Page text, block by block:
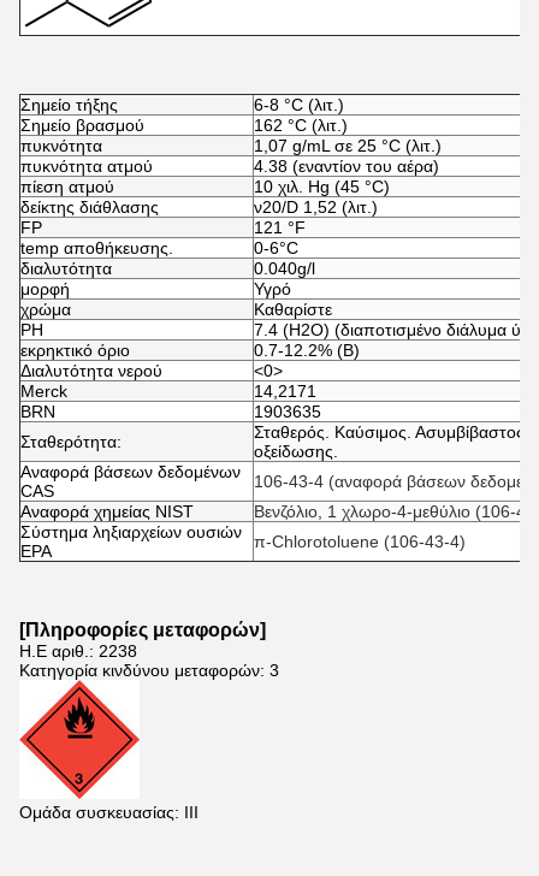
Σημείο τήξης
6-8 °C (λιτ.)
Σημείο βρασμού
162 °C (λιτ.)
πυκνότητα
1,07 g/mL σε 25 °C (λιτ.)
πυκνότητα ατμού
4.38 (εναντίον του αέρα)
πίεση ατμού
10 χιλ. Hg (45 °C)
δείκτης διάθλασης
ν20/D 1,52 (λιτ.)
FP
121 °F
temp αποθήκευσης.
0-6°C
διαλυτότητα
0.040g/l
μορφή
Υγρό
χρώμα
Καθαρίστε
PH
7.4 (H2O) (διαποτισμένο διάλυμα
εκρηκτικό όριο
0.7-12.2% (Β)
Διαλυτότητα νερού
<0>
Merck
14,2171
BRN
1903635
Σταθερότητα:
Σταθερός. Καύσιμος. Ασυμβίβαστος
οξείδωσης.
Αναφορά βάσεων δεδομένων
CAS
106-43-4 (αναφορά βάσεων
Αναφορά χημείας NIST
Βενζόλιο, 1 χλωρο-4-μεθύλιο (106-
Σύστημα ληξιαρχείων ουσιών
EPA
π-Chlorotoluene (106-43-4)
[Πληροφορίες μεταφορών]
Η.Ε αριθ.: 2238
Κατηγορία κινδύνου μεταφορών: 3
Ομάδα συσκευασίας: ΙΙΙ